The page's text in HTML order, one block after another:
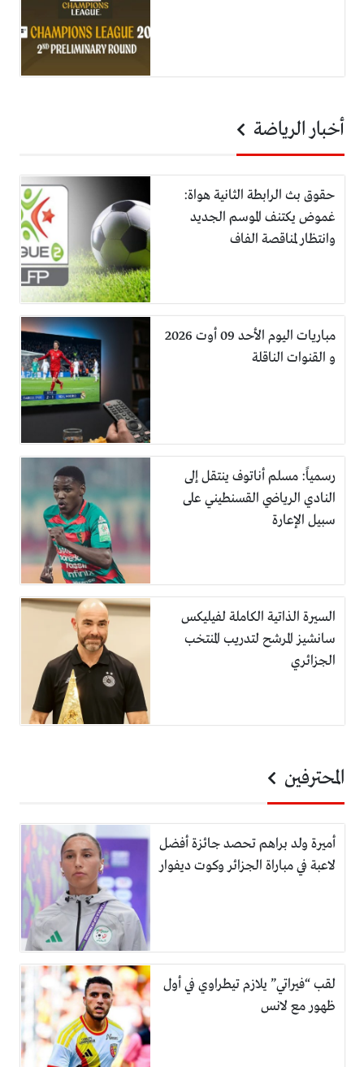
أخبار الرياضة
حقوق بث الرابطة الثانية هواة:
غموض يكتنف الموسم الجديد
وانتظار لمناقصة الفاف
مباريات اليوم الأحد 09 أوت 2026
و القنوات الناقلة
رسمياً: مسلم أناتوف ينتقل إلى
النادي الرياضي القسنطيني على
سبيل الإعارة
السيرة الذاتية الكاملة لفيليكس
سانشيز المرشح لتدريب المنتخب
الجزائري
المحترفين
أميرة ولد براهم تحصد جائزة أفضل
لاعبة في مباراة الجزائر وكوت ديفوار
لقب “فيراتي” يلازم تيطراوي في أول
ظهور مع لانس